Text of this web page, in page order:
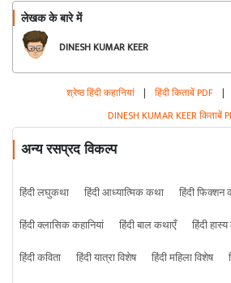
लेखक के बारे में
DINESH KUMAR KEER
श्रेष्ठ हिंदी कहानियां | हिंदी किताबें PDF |
DINESH KUMAR KEER किताबें
अन्य रसप्रद विकल्प
हिंदी लघुकथा हिंदी आध्यात्मिक कथा हिंदी फिक्शन
हिंदी क्लासिक कहानियां
हिंदी बाल कथाएँ हिंदी
हिंदी कविता
हिंदी यात्रा विशेष हिंदी महिला विशेष